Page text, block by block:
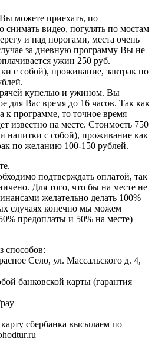
можете приехать, по
снимать видео, погулять по мостам
и над порогами, места очень
за дневную программу Вы не
ужин 250 руб.
с собой), проживание, завтрак по
купелью и ужином. Вы
для Вас время до 16 часов. Так как
к программе, то точное время
известно на месте. Стоимость 750
напитки с собой), проживание как
по желанию 100-150 рублей.
подтверждать оплатой, так
Для того, что бы на месте не
желательно делать 100%
случаях конечно мы можем
предоплаты и 50% на месте)
способов:
Село, ул. Массальского д. 4,
банковской карты (гарантия
сбербанка высылаем по